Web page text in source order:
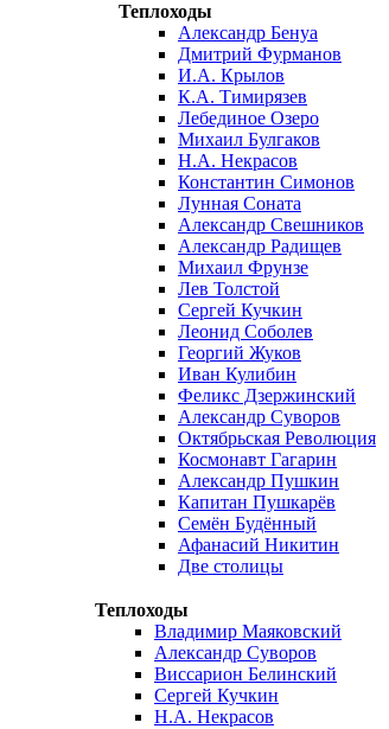
Теплоходы
Александр Бенуа
Дмитрий Фурманов
И.А. Крылов
К.А. Тимирязев
Лебединое Озеро
Михаил Булгаков
Н.А. Некрасов
Константин Симонов
Лунная Соната
Александр Свешников
Александр Радищев
Михаил Фрунзе
Лев Толстой
Сергей Кучкин
Леонид Соболев
Георгий Жуков
Иван Кулибин
Феликс Дзержинский
Александр Суворов
Октябрьская Революция
Космонавт Гагарин
Александр Пушкин
Капитан Пушкарёв
Семён Будённый
Афанасий Никитин
Две столицы
Теплоходы
Владимир Маяковский
Александр Суворов
Виссарион Белинский
Сергей Кучкин
Н.А. Некрасов